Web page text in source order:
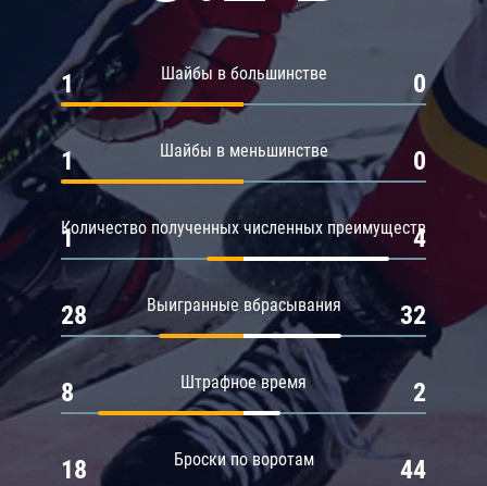
Шайбы в большинстве
1 0
Шайбы в меньшинстве
1 0
Количество полученных численных преимуществ
1 4
Выигранные вбрасывания
28 32
Штрафное время
8 2
Броски по воротам
18 44